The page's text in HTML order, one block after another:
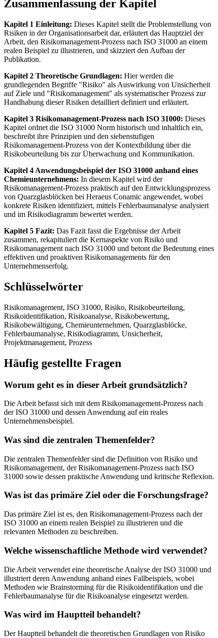
Zusammenfassung der Kapitel
Kapitel 1 Einleitung: Dieses Kapitel stellt die Problemstellung von
Risiken in der Organisationsarbeit dar, erläutert das Hauptziel der
Arbeit, den Risikomanagement-Prozess nach ISO 31000 an einem
realen Beispiel zu illustrieren, und skizziert den Aufbau der
Publikation.
Kapitel 2 Theoretische Grundlagen: Hier werden die
grundlegenden Begriffe "Risiko" als Auswirkung von Unsicherheit
auf Ziele und "Risikomanagement" als systematischer Prozess zur
Handhabung dieser Risiken detailliert definiert und erläutert.
Kapitel 3 Risikomanagement-Prozess nach ISO 31000: Dieses
Kapitel ordnet die ISO 31000 Norm historisch und inhaltlich ein,
beschreibt ihre Prinzipien und den siebenstufigen
Risikomanagement-Prozess von der Kontextbildung über die
Risikobeurteilung bis zur Überwachung und Kommunikation.
Kapitel 4 Anwendungsbeispiel der ISO 31000 anhand eines
Chemieunternehmens: In diesem Kapitel wird der
Risikomanagement-Prozess praktisch auf den Entwicklungsprozess
von Quarzglasblöcken bei Heraeus Conamic angewendet, wobei
konkrete Risiken identifiziert, mittels Fehlerbaumanalyse analysiert
und im Risikodiagramm bewertet werden.
Kapitel 5 Fazit: Das Fazit fasst die Ergebnisse der Arbeit
zusammen, rekapituliert die Kernaspekte von Risiko und
Risikomanagement nach ISO 31000 und betont die Bedeutung eines
effektiven und proaktiven Risikomanagements für den
Unternehmenserfolg.
Schlüsselwörter
Risikomanagement, ISO 31000, Risiko, Risikobeurteilung,
Risikoidentifikation, Risikoanalyse, Risikobewertung,
Risikobewältigung, Chemieunternehmen, Quarzglasblöcke,
Fehlerbaumanalyse, Risikodiagramm, Unsicherheit,
Projektmanagement, Prozess
Häufig gestellte Fragen
Worum geht es in dieser Arbeit grundsätzlich?
Die Arbeit befasst sich mit dem Risikomanagement-Prozess nach
der ISO 31000 und dessen Anwendung auf ein reales
Unternehmensbeispiel.
Was sind die zentralen Themenfelder?
Die zentralen Themenfelder sind die Definition von Risiko und
Risikomanagement, der Risikomanagement-Prozess nach ISO
31000 sowie dessen praktische Anwendung und kritische Reflexion.
Was ist das primäre Ziel oder die Forschungsfrage?
Das primäre Ziel ist es, den Risikomanagement-Prozess nach der
ISO 31000 an einem realen Beispiel zu illustrieren und die
relevanten Methoden zu beschreiben.
Welche wissenschaftliche Methode wird verwendet?
Die Arbeit verwendet eine theoretische Analyse der ISO 31000 und
illustriert deren Anwendung anhand eines Fallbeispiels, wobei
Methoden wie Brainstorming für die Risikoidentifikation und die
Fehlerbaumanalyse für die Risikoanalyse eingesetzt werden.
Was wird im Hauptteil behandelt?
Der Hauptteil behandelt die theoretischen Grundlagen von Risiko